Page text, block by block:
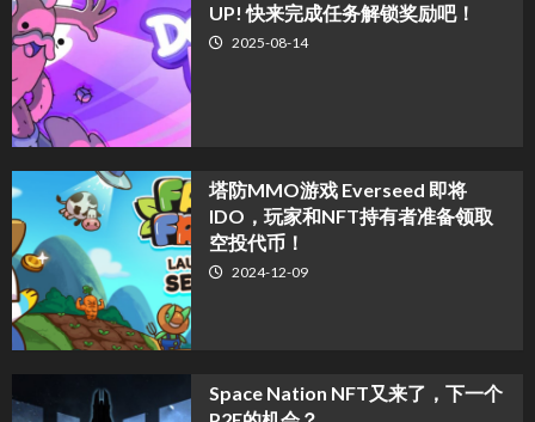
UP! 快来完成任务解锁奖励吧！
2025-08-14
塔防MMO游戏 Everseed 即将
IDO，玩家和NFT持有者准备领取
空投代币！
2024-12-09
Space Nation NFT又来了，下一个